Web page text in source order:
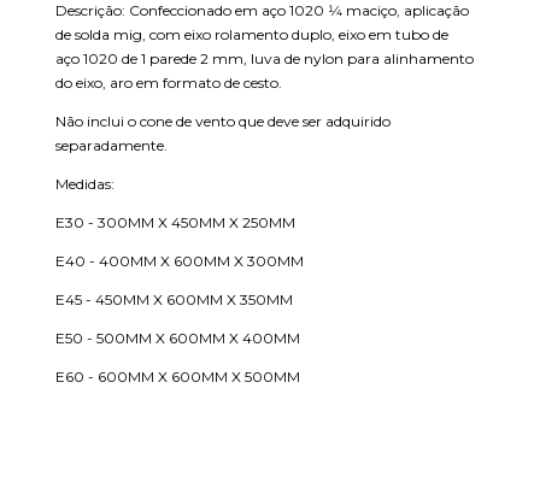
Descrição: Confeccionado em aço 1020 1⁄4 maciço, aplicação
de solda mig, com eixo rolamento duplo, eixo em tubo de
aço 1020 de 1 parede 2 mm, luva de nylon para alinhamento
do eixo, aro em formato de cesto.
Não inclui o cone de vento que deve ser adquirido
separadamente.
Medidas:
E30 - 300MM X 450MM X 250MM
E40 - 400MM X 600MM X 300MM
E45 - 450MM X 600MM X 350MM
E50 - 500MM X 600MM X 400MM
E60 - 600MM X 600MM X 500MM